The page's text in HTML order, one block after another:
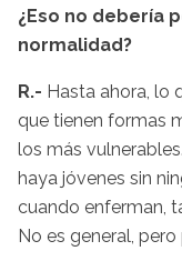
¿Eso no debería
normalidad?
R.- Hasta ahora, lo
que tienen formas
los más
haya jóvenes sin
cuando enferman,
No es general,